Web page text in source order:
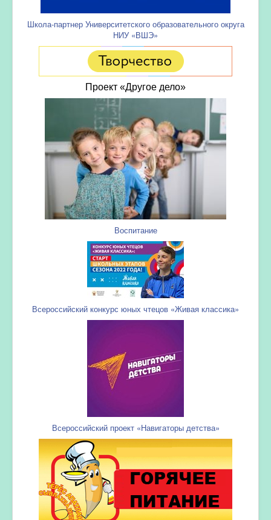
Школа-партнер Университетского образовательного округа
НИУ «ВШЭ»
Проект «Другое дело»
Воспитание
Всероссийский конкурс юных чтецов «Живая классика»
Всероссийский проект «Навигаторы детства»